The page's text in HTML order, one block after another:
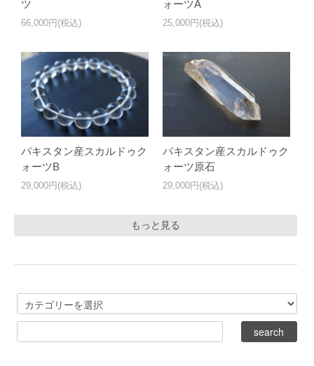
ツ
66,000円(税込)
ォーツA
25,000円(税込)
パキスタン産スカルドゥク
ォーツB
29,000円(税込)
パキスタン産スカルドゥク
ォーツ原石
29,000円(税込)
もっと見る